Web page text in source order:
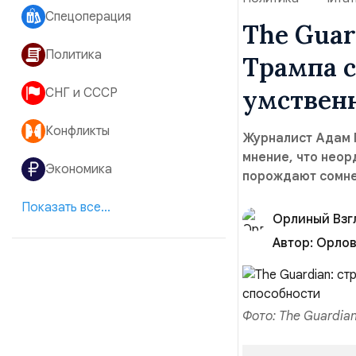
Спецоперация
Политика
СНГ и СССР
Конфликты
Экономика
Показать все...
The
Трампа
Журналист Адам
мнение, что
порождают
Орлиный
Автор:
Фото: The